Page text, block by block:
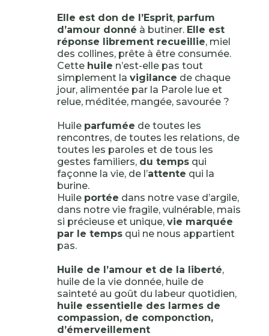
Elle est don de l’Esprit, parfum
d’amour donné à butiner. Elle est
réponse librement recueillie, miel
des collines, prête à être consumée.
Cette huile n’est-elle pas tout
simplement la vigilance de chaque
jour, alimentée par la Parole lue et
relue, méditée, mangée, savourée ?
Huile parfumée de toutes les
rencontres, de toutes les relations, de
toutes les paroles et de tous les
gestes familiers, du tempsqui
façonne la vie, de l’attente qui la
burine.
Huile portée dans notre vase d’argile,
dans notre vie fragile, vulnérable, mais
si précieuse et unique, vie marquée
par le tempsqui ne nous appartient
pas.
Huile de l’amour et de la liberté,
huile de la vie donnée, huile de
sainteté au goût du labeur quotidien,
huile essentielle des larmes de
compassion, de componction,
d’émerveillement